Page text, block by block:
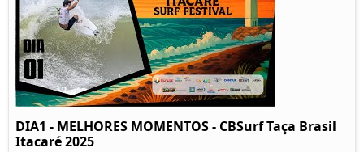
DIA1 - MELHORES MOMENTOS - CBSurf Taça Brasil
Itacaré 2025